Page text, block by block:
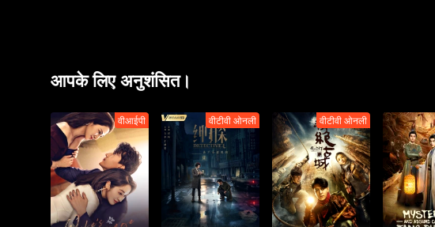
आपके लिए अनुशंसित।
वीआईपी वीटीवी ओनली वीटीवी ओनली